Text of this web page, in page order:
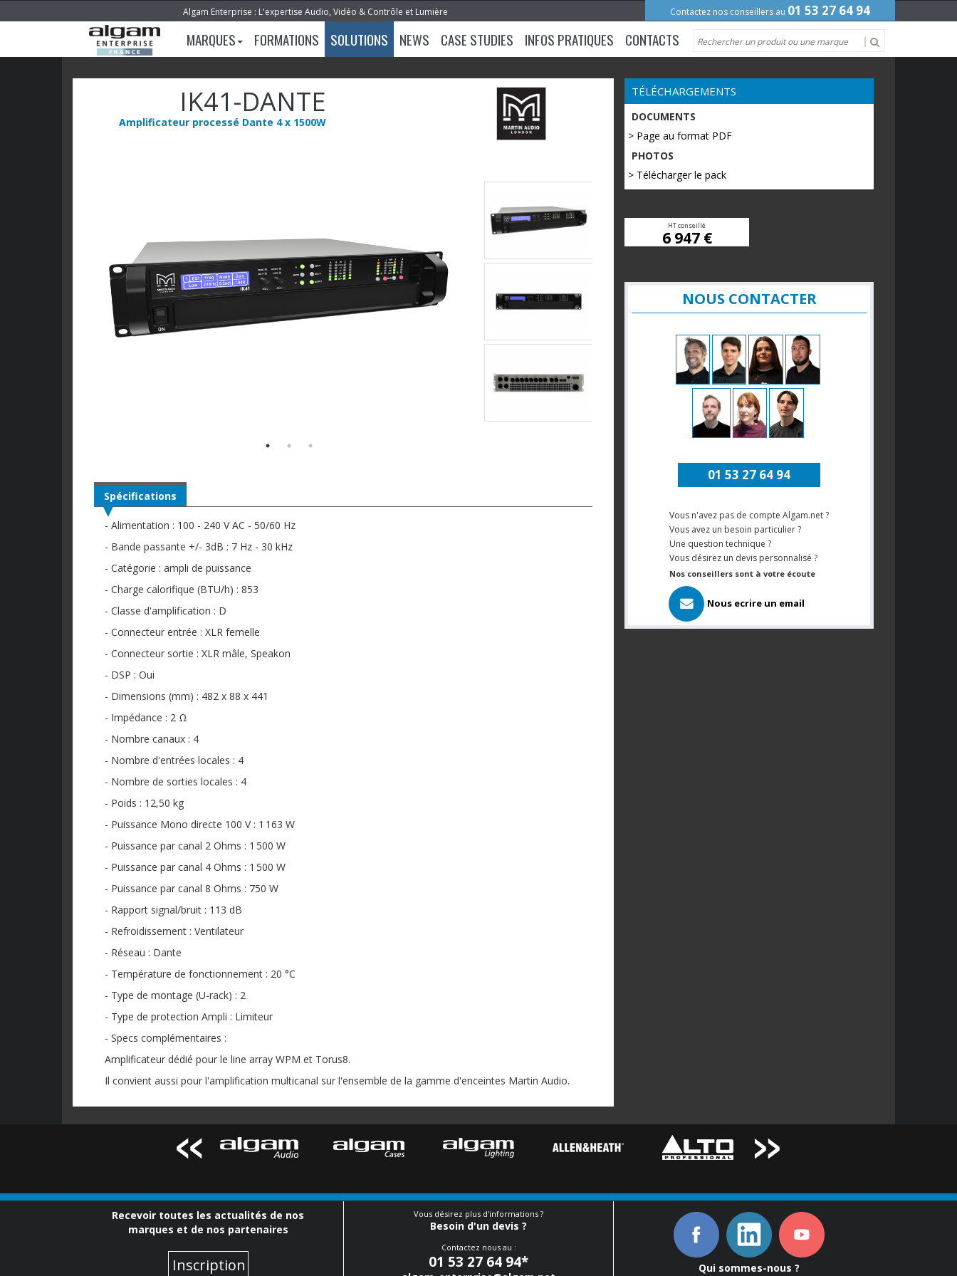
Algam Enterprise : L'expertise Audio, Vidéo & Contrôle et Lumière Contactez nos conseillers au 01 53 27 64 94
MARQUES FORMATIONS SOLUTIONS NEWS CASE STUDIES INFOS PRATIQUES CONTACTS
IK41-DANTE
Amplificateur processé Dante 4 x 1500W
Spécifications
- Alimentation : 100 - 240 V AC - 50/60 Hz
- Bande passante +/- 3dB : 7 Hz - 30 kHz
- Catégorie : ampli de puissance
- Charge calorifique (BTU/h) : 853
- Classe d'amplification : D
- Connecteur entrée : XLR femelle
- Connecteur sortie : XLR mâle, Speakon
- DSP : Oui
- Dimensions (mm) : 482 x 88 x 441
- Impédance : 2 Ω
- Nombre canaux : 4
- Nombre d'entrées locales : 4
- Nombre de sorties locales : 4
- Poids : 12,50 kg
- Puissance Mono directe 100 V : 1 163 W
- Puissance par canal 2 Ohms : 1 500 W
- Puissance par canal 4 Ohms : 1 500 W
- Puissance par canal 8 Ohms : 750 W
- Rapport signal/bruit : 113 dB
- Refroidissement : Ventilateur
- Réseau : Dante
- Température de fonctionnement : 20 °C
- Type de montage (U-rack) : 2
- Type de protection Ampli : Limiteur
- Specs complémentaires :
Amplificateur dédié pour le line array WPM et Torus8.
Il convient aussi pour l'amplification multicanal sur l'ensemble de la gamme d'enceintes Martin Audio.
TÉLÉCHARGEMENTS
DOCUMENTS
> Page au format PDF
PHOTOS
> Télécharger le pack
HT conseillé
6 947 €
NOUS CONTACTER
01 53 27 64 94
Vous n'avez pas de compte Algam.net ?
Vous avez un besoin particulier ?
Une question technique ?
Vous désirez un devis personnalisé ?
Nos conseillers sont à votre écoute
Nous ecrire un email
Recevoir toutes les actualités de nos
marques et de nos partenaires
Inscription
Vous désirez plus d'informations ?
Besoin d'un devis ?
Contactez nous au :
01 53 27 64 94*
Qui sommes-nous ?